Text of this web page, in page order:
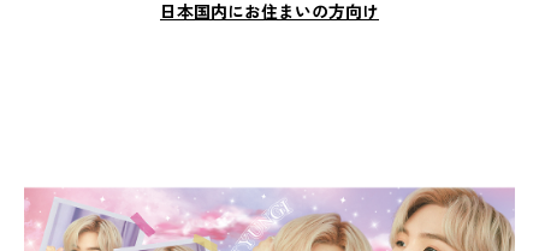
日本国内にお住まいの方向け